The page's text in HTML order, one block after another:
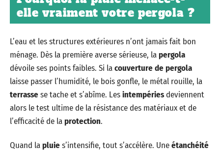
elle vraiment votre pergola ?
L’eau et les structures extérieures n’ont jamais fait bon
ménage. Dès la première averse sérieuse, lapergola
dévoile ses points faibles. Si lacouverture de pergola
laisse passer l’humidité, le bois gonfle, le métal rouille, la
terrassese tache et s’abîme. Lesintempériesdeviennent
alors le test ultime de la résistance des matériaux et de
l’efficacité de laprotection.
Quand lapluies’intensifie, tout s’accélère. Uneétanchéité